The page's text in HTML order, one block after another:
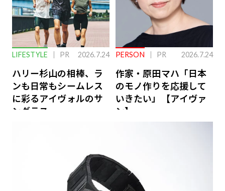
LIFESTYLE PR 2026.7.24
ハリー杉山の相棒、ラ
ンも日常もシームレス
に彩るアイヴォルのサ
ングラス
PERSON PR 2026.7.24
作家・原田マハ「日本
のモノ作りを応援して
いきたい」【アイヴァ
ン】